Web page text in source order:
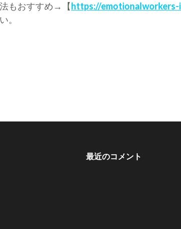
もおすすめ→【https://emotionalworkers-
。
最近のコメント